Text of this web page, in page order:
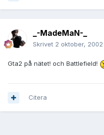
_-MadeMaN-_
Skrivet 2 oktober, 2002
Gta2 på nätet! och Battlefield!
Citera